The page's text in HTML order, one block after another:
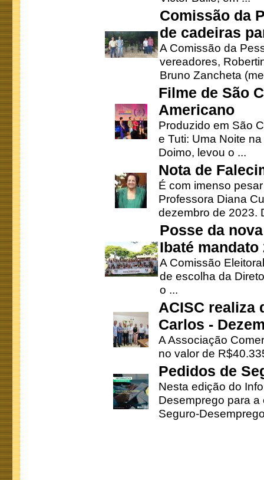
Comissão da
de cadeiras
A Comissão da
vereadores,
Bruno Zancheta
Filme de São
Americano
Produzido em São
e Tuti: Uma Noite
Doimo, levou o ...
Nota de
É com imenso
Professora Diana
dezembro de 2023.
Posse da
Ibaté mandato
A Comissão
de escolha da
o ...
ACISC realiza
Carlos -
A Associação
no valor de
Pedidos de
Nesta edição do
Desemprego para
Seguro-